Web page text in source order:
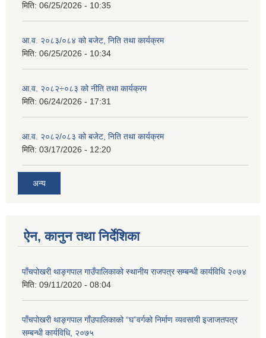
मिति: 06/25/2026 - 10:35
आ.व. २०८३/०८४ को बजेट, निति तथा कार्यक्रम
मिति: 06/25/2026 - 10:34
आ.व. २०८२÷०८३ को नीति तथा कार्यक्रम
मिति: 06/24/2026 - 17:31
आ.व. २०८२/०८३ को बजेट, निति तथा कार्यक्रम
मिति: 03/17/2026 - 12:20
अन्य
ऐन, कानुन तथा निर्देशिका
पाँचपोखरी थाङ्गपाल गाउँपालिकाको स्थानीय राजपत्र सम्बन्धी कार्यविधि २०७४
मिति: 09/11/2020 - 08:04
पाँचपोखरी थाङ्गपाल गाँउपालिकाको “घ”वर्गको निर्माण व्यवसायी इजाजतपत्र
सम्बन्धी कार्यविधि, २०७५